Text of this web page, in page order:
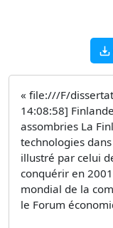
« file:///F/
14:08:58]
assombries La
technologies
illustré par celui
conquérir en
mondial de la
le Forum